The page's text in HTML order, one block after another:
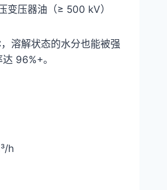
变压器油（≥ 500 kV）
溶解状态的水分也能被强
96%+。
h